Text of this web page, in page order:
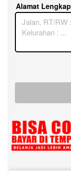
Alamat Lengkap